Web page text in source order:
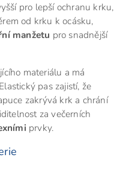
pro lepší ochranu krku,
od krku k ocásku,
manžetu pro snadnější
materiálu a má
pas zajistí, že
zakrývá krk a chrání
za večerních
prvky.